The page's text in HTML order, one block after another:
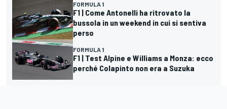
FORMULA 1
F1 | Come Antonelli ha ritrovato la
bussola in un weekend in cui si sentiva
perso
FORMULA 1
F1 | Test Alpine e Williams a Monza: ecco
perché Colapinto non era a Suzuka